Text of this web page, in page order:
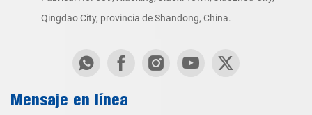
Qingdao City, provincia de Shandong, China.
Mensaje en línea